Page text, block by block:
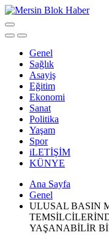
Genel
Sağlık
Asayiş
Eğitim
Ekonomi
Sanat
Politika
Yaşam
Spor
iLETİŞİM
KÜNYE
Ana Sayfa
Genel
ULUSAL BASIN
YAŞANABİLİR